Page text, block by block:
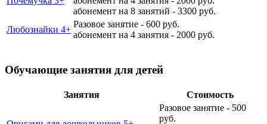
абонемент на 8 занятий - 3300 руб.
Любознайки 4+
Разовое занятие - 600 руб.
абонемент на 4 занятия - 2000 руб.
Обучающие занятия для детей
Занятия Стоимость
Разовое занятие - 500
руб.